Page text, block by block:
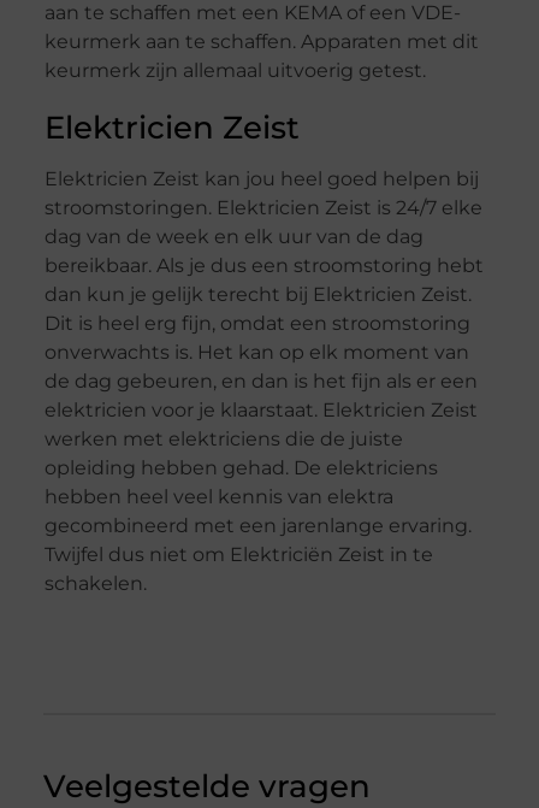
aan te schaffen met een KEMA of een VDE-
keurmerk aan te schaffen. Apparaten met dit
keurmerk zijn allemaal uitvoerig getest.
Elektricien Zeist
Elektricien Zeist kan jou heel goed helpen bij
stroomstoringen. Elektricien Zeist is 24/7 elke
dag van de week en elk uur van de dag
bereikbaar. Als je dus een stroomstoring hebt
dan kun je gelijk terecht bij Elektricien Zeist.
Dit is heel erg fijn, omdat een stroomstoring
onverwachts is. Het kan op elk moment van
de dag gebeuren, en dan is het fijn als er een
elektricien voor je klaarstaat. Elektricien Zeist
werken met elektriciens die de juiste
opleiding hebben gehad. De elektriciens
hebben heel veel kennis van elektra
gecombineerd met een jarenlange ervaring.
Twijfel dus niet om Elektriciën Zeist in te
schakelen.
Veelgestelde vragen